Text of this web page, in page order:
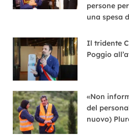
persone
una spesa
Il tridente
Poggio
«Non
del
nuovo)